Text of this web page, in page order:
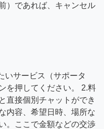
）であれば、キャンセル
いサービス（サポータ
を押してください。 2.料
直接個別チャットができ
内容、希望日時、場所な
。ここで金額などの交渉